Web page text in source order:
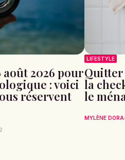
2026 pour
: voici
réservent
LIFESTYLE
Quitter
la
le
MYLÈNE DORA